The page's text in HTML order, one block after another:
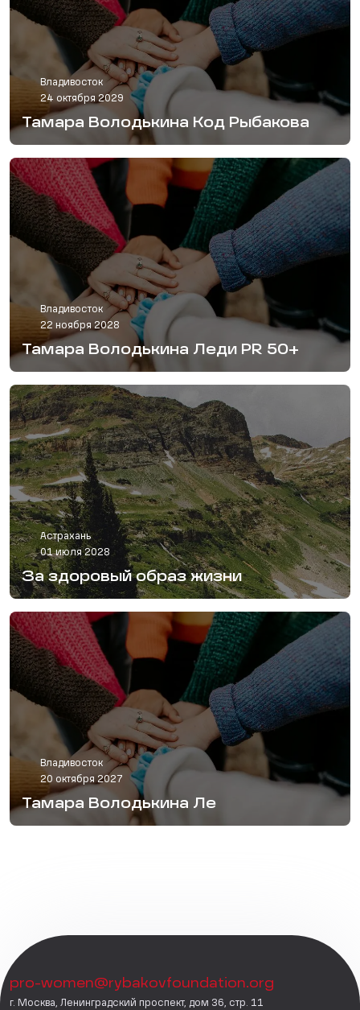
Владивосток
24 октября 2029
Тамара Володькина Код Рыбакова
Владивосток
22 ноября 2028
Тамара Володькина Леди PR 50+
Астрахань
01 июля 2028
За здоровый образ жизни
Владивосток
20 октября 2027
Тамара Володькина Ле
pro-women@rybakovfoundation.org
г. Москва, Ленинградский проспект, дом 36, стр. 11